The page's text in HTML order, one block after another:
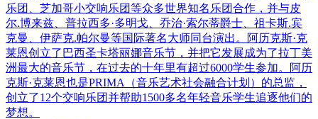
乐团、芝加哥小交响乐团等众多世界知名乐团合作，并与皮
尔.博来兹、普拉西多·多明戈、乔治·索尔蒂爵士、祖卡斯.宾
克曼、伊萨克.帕尔曼等国际著名大师同台演出。阿历克斯·克
莱恩创立了巴西圣卡塔丽娜音乐节，并把它发展成为了拉丁美
洲最大的音乐节，在过去的十年里有超过6000学生参加。阿历
克斯·克莱恩也是PRIMA（音乐艺术社会融合计划）的总监，
创立了12个交响乐团并帮助1500多名年轻音乐学生追逐他们的
梦想。